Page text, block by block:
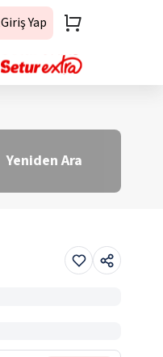
Giriş Yap
Yeniden Ara